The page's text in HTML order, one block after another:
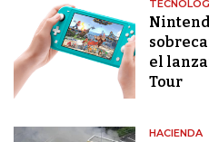
el
Tour
HACIENDA